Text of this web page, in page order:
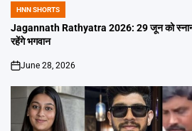
POSTED
IN
HNN SHORTS
Jagannath Rathyatra 2026: 29 जून को स्नान
रहेंगे भगवान
on
June 28, 2026